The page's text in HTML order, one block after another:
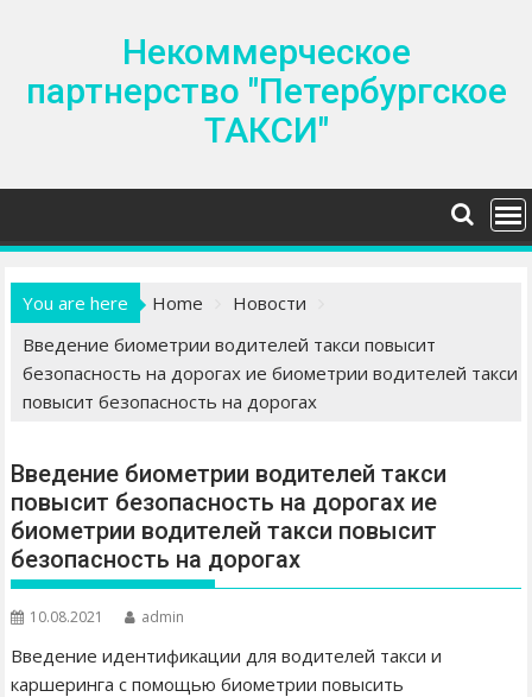
c
n
Некоммерческое
партнерство "Петербургское
ТАКСИ"
You are here Home
Новости
Введение биометрии водителей такси повысит
безопасность на дорогах ие биометрии водителей такси
повысит безопасность на дорогах
Введение биометрии водителей такси
повысит безопасность на дорогах ие
биометрии водителей такси повысит
безопасность на дорогах
10.08.2021 admin
Введение идентификации для водителей такси и
каршеринга с помощью биометрии повысить